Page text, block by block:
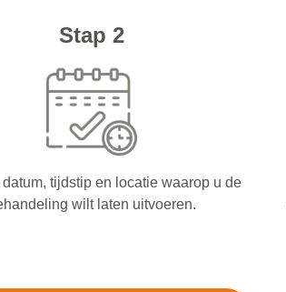
Stap 2
datum, tijdstip en locatie waarop u de
wilt laten uitvoeren.